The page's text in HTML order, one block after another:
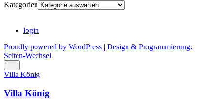
Kategorien
login
Proudly powered by WordPress
Design & Programmierung:
Seiten-Wechsel
Villa König
Villa König